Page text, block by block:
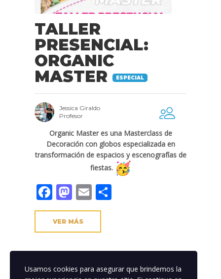
TALLER
PRESENCIAL:
ORGANIC
MASTER
ESPECIAL
Jessica Giraldo
Profesor
Organic Master es una Masterclass de
Decoración con globos especializada en
transformación de espacios y escenografías de
fiestas.
Facebook
Mastodon
Email
VER MÁS
Usamos cookies para asegurar que brindemos la